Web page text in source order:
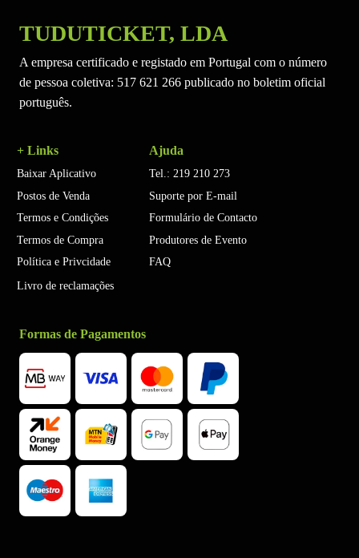
TUDUTICKET, LDA
A empresa certificado e registado em Portugal com o número
de pessoa coletiva: 517 621 266 publicado no boletim oficial
português.
+ Links
Baixar Aplicativo
Postos de Venda
Termos e Condições
Termos de Compra
Política e Privcidade
Livro de reclamações
Ajuda
Tel.: 219 210 273
Suporte por E-mail
Formulário de Contacto
Produtores de Evento
FAQ
Formas de Pagamentos